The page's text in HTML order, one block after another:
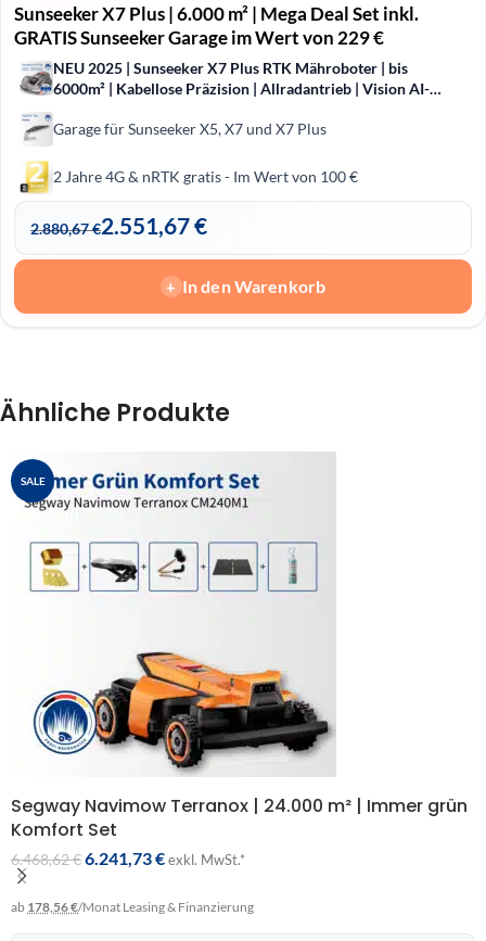
Sunseeker X7 Plus | 6.000 m² | Mega Deal Set inkl.
GRATIS Sunseeker Garage im Wert von 229 €
NEU 2025 | Sunseeker X7 Plus RTK Mähroboter | bis
6000m² | Kabellose Präzision | Allradantrieb | Vision AI-
Garage für Sunseeker X5, X7 und X7 Plus
2 Jahre 4G & nRTK gratis - Im Wert von 100 €
2.880,67€2.551,67€
+ In den Warenkorb
Ähnliche Produkte
SALE
Segway Navimow Terranox | 24.000 m² | Immer grün
Komfort Set
6.468,62€6.241,73€exkl. MwSt.*
ab 178,56 €/Monat Leasing & Finanzierung